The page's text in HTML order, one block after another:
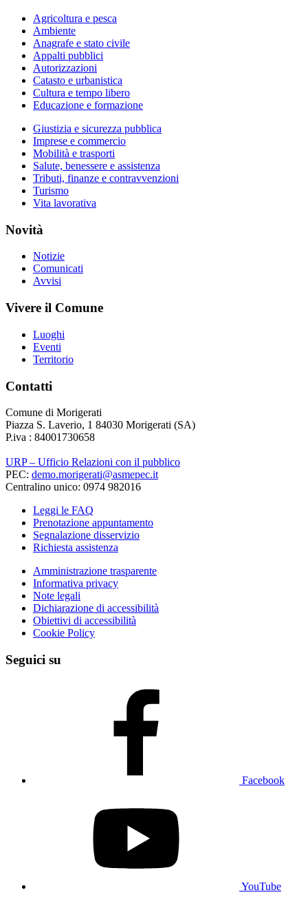
Agricoltura e pesca
Ambiente
Anagrafe e stato civile
Appalti pubblici
Autorizzazioni
Catasto e urbanistica
Cultura e tempo libero
Educazione e formazione
Giustizia e sicurezza pubblica
Imprese e commercio
Mobilità e trasporti
Salute, benessere e assistenza
Tributi, finanze e contravvenzioni
Turismo
Vita lavorativa
Novità
Notizie
Comunicati
Avvisi
Vivere il Comune
Luoghi
Eventi
Territorio
Contatti
Comune di Morigerati
Piazza S. Laverio, 1 84030 Morigerati (SA)
P.iva : 84001730658
URP – Ufficio Relazioni con il pubblico
PEC: demo.morigerati@asmepec.it
Centralino unico: 0974 982016
Leggi le FAQ
Prenotazione appuntamento
Segnalazione disservizio
Richiesta assistenza
Amministrazione trasparente
Informativa privacy
Note legali
Dichiarazione di accessibilità
Obiettivi di accessibilità
Cookie Policy
Seguici su
Facebook
YouTube